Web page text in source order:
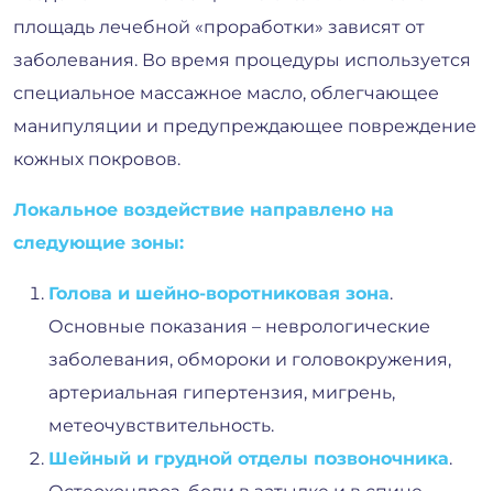
площадь лечебной «проработки» зависят от
заболевания. Во время процедуры используется
специальное массажное масло, облегчающее
манипуляции и предупреждающее повреждение
кожных покровов.
Локальное воздействие направлено на
следующие зоны:
Голова и шейно-воротниковая зона.
Основные показания – неврологические
заболевания, обмороки и головокружения,
артериальная гипертензия, мигрень,
метеочувствительность.
Шейный и грудной отделы позвоночника.